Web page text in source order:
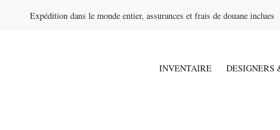
Expédition dans le monde entier, assurances et frais de douane inclues
INVENTAIRE DESIGNERS